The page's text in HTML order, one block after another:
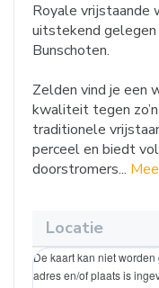
Royale vrijstaande
uitstekend gelegen
Bunschoten.
Zelden vind je een
kwaliteit tegen
traditionele
perceel en biedt
doorstromers...
Locatie
De kaart kan niet
adres en/of plaats is